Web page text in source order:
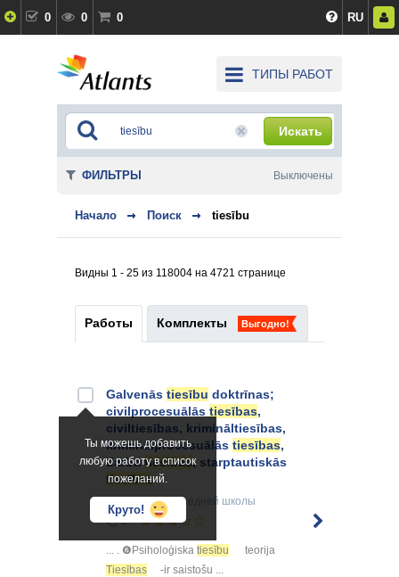
0 0 0 RU
ТИПЫ РАБОТ
Искать
Начало Поиск tiesību
Видны 1 - 25 из 118004 на 4721 странице
Работы Комплекты Выгодно!
Ты можешь добавить
любую работу в список
пожеланий.
Круто!
Galvenās tiesību doktrīnas;
civilprocesuālās tiesības,
civiltiesības, krimināltiesības,
kriminālprocesuālās tiesības,
darbatiesības, starptautiskās
tiesības
Конспектдля средней школы
2
... . ❻Psiholoģiska tiesību
teorija
Tiesības
-ir saistošu ...
ФИЛЬТРЫ Выключены